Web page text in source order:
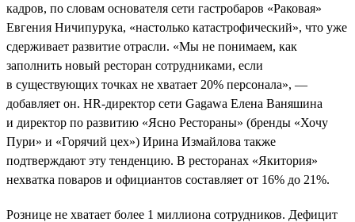
кадров, по словам основателя сети гастробаров «Раковая»
Евгения Ничипурука, «настолько катастрофический», что уже
сдерживает развитие отрасли. «Мы не понимаем, как
заполнить новый ресторан сотрудниками, если
в существующих точках не хватает 20% персонала», —
добавляет он. HR-директор сети Gagawa Елена Ваняшина
и директор по развитию «Ясно Рестораны» (бренды «Хочу
Пури» и «Горячий цех») Ирина Измайлова также
подтверждают эту тенденцию. В ресторанах «Якитория»
нехватка поваров и официантов составляет от 16% до 21%.
Рознице не хватает более 1 миллиона сотрудников. Дефицит